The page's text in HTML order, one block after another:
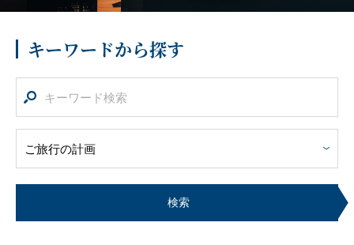
船内へようこそ
客船のご案内
キーワードから探す
検索